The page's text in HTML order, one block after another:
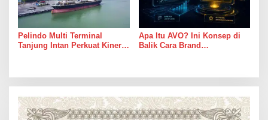
Pelindo Multi Terminal
Tanjung Intan Perkuat Kinerja
Apa Itu AVO? Ini Konsep di
Balik Cara Brand